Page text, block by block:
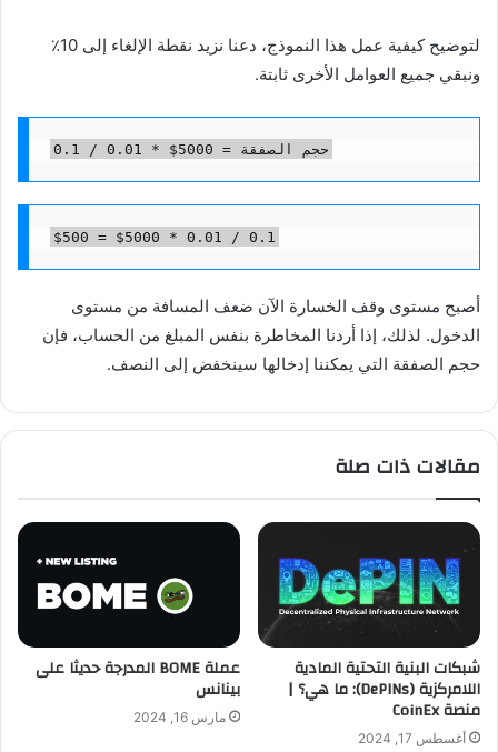
لتوضيح كيفية عمل هذا النموذج، دعنا نزيد نقطة الإلغاء إلى 10٪
ونبقي جميع العوامل الأخرى ثابتة.
حجم الصفقة = 5000$ * 0.01 / 0.1
$500 = $5000 * 0.01 / 0.1
أصبح مستوى وقف الخسارة الآن ضعف المسافة من مستوى
الدخول. لذلك، إذا أردنا المخاطرة بنفس المبلغ من الحساب، فإن
حجم الصفقة التي يمكننا إدخالها سينخفض ​​إلى النصف.
مقالات ذات صلة
شبكات البنية التحتية المادية
اللامركزية (DePINs): ما هي؟ |
منصة CoinEx
أغسطس 17, 2024
عملة BOME المدرجة حديثا على
بينانس
مارس 16, 2024